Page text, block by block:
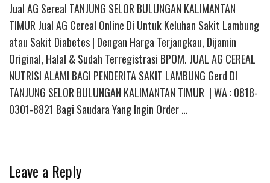
Jual AG Sereal TANJUNG SELOR BULUNGAN KALIMANTAN
TIMUR Jual AG Cereal Online Di Untuk Keluhan Sakit Lambung
atau Sakit Diabetes | Dengan Harga Terjangkau, Dijamin
Original, Halal & Sudah Terregistrasi BPOM. JUAL AG CEREAL
NUTRISI ALAMI BAGI PENDERITA SAKIT LAMBUNG Gerd DI
TANJUNG SELOR BULUNGAN KALIMANTAN TIMUR | WA : 0818-
0301-8821 Bagi Saudara Yang Ingin Order …
Leave a Reply